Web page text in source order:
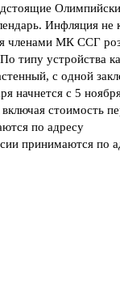
Инфляция не
членами МК ССГ
типу устройства
с одной
начнется с 5
стоимость
по адресу
принимаются по